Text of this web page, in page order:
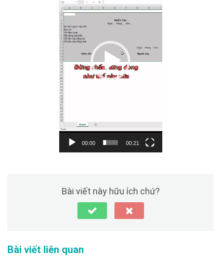
Video
00:00 00:21
Bài viết này hữu ích chứ?
Bài viết liên quan